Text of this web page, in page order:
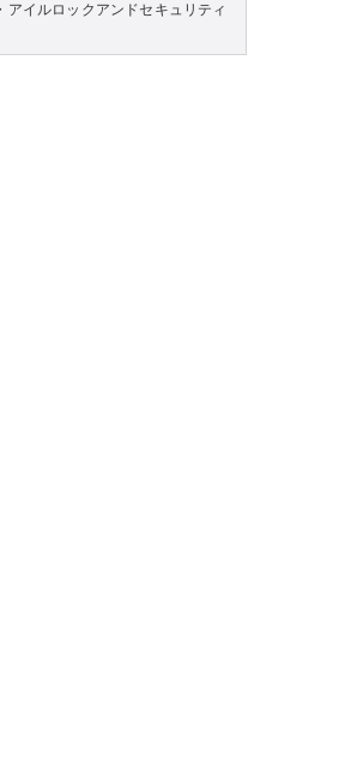
アイルロックアンドセキュリティ